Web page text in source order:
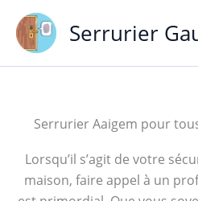
contenu
Serrurier
Serrurier Aaigem pour
Lorsqu’il s’agit de votre
maison, faire appel à un